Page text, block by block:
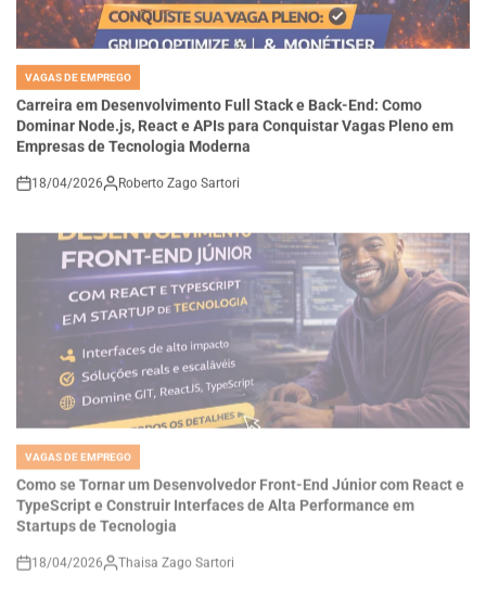
POSTED
IN
VAGAS DE EMPREGO
Carreira em Desenvolvimento Full Stack e Back-End: Como
Dominar Node.js, React e APIs para Conquistar Vagas Pleno em
Empresas de Tecnologia Moderna
on
18/04/2026 Roberto Zago Sartori
IN
VAGAS DE EMPREGO
Como se Tornar um Desenvolvedor Front-End Júnior com React e
TypeScript e Construir Interfaces de Alta Performance em
Startups de Tecnologia
on
18/04/2026 Thaisa Zago Sartori